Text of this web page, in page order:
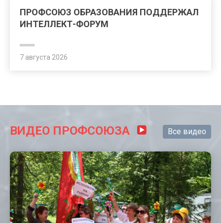
ПРОФСОЮЗ ОБРАЗОВАНИЯ ПОДДЕРЖАЛ
ИНТЕЛЛЕКТ-ФОРУМ
7 августа 2026
ВИДЕО ПРОФСОЮЗА Все видео